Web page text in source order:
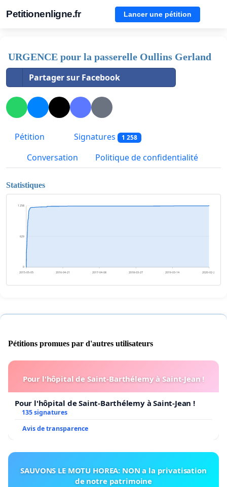
Petitionenligne.fr Lancer une pétition
URGENCE pour la passerelle Oullins Gerland
Partager sur Facebook
Pétition Signatures 1 258
Conversation Politique de confidentialité
Statistiques
0
629
1 258
2015-05-05 2016-04-21 2017-04-08 2018-03-27 2019-03-14 2020-02-29
Pétitions promues par d'autres utilisateurs
Pour l'hôpital de Saint-Barthélemy à Saint-Jean !
Pour l'hôpital de Saint-Barthélemy à Saint-Jean !
135 signatures
Avis de transparence
SAUVONS LE MOTU HOREA: NON a la privatisation
de notre patrimoine